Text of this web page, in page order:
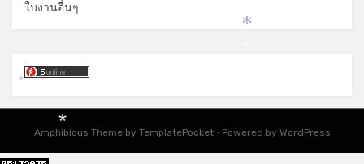
ใบงานอื่นๆ
Amphibious Theme by TemplatePocket ⋅ Powered by WordPress
*